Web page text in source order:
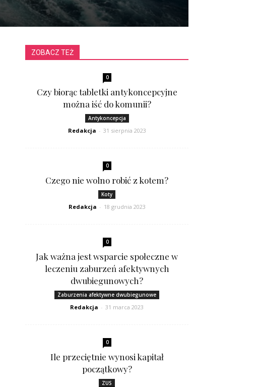
ZOBACZ TEŻ
0
Czy biorąc tabletki antykoncepcyjne
można iść do komunii?
Antykoncepcja
Redakcja - 31 sierpnia 2023
0
Czego nie wolno robić z kotem?
Koty
Redakcja - 18 grudnia 2023
0
Jak ważna jest wsparcie społeczne w
leczeniu zaburzeń afektywnych
dwubiegunowych?
Zaburzenia afektywne dwubiegunowe
Redakcja - 31 marca 2023
0
Ile przeciętnie wynosi kapitał
początkowy?
ZUS